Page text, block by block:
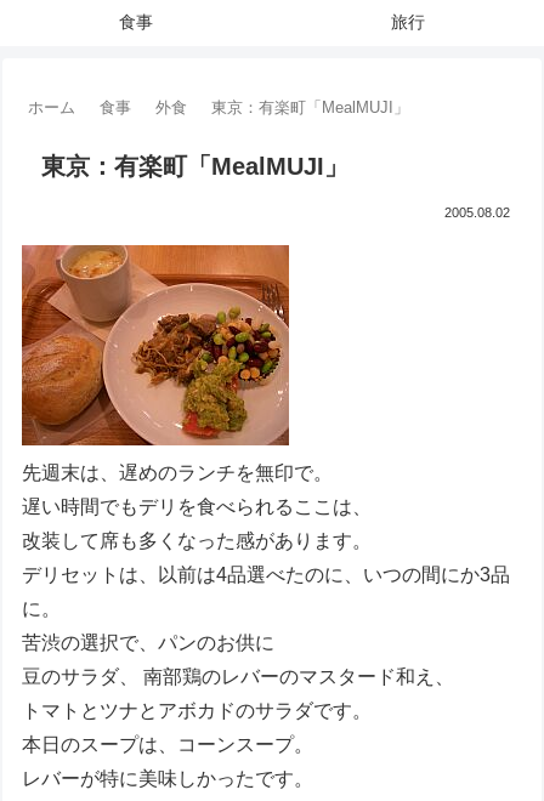
食事 旅行
ホーム 食事 外食 東京：有楽町「MealMUJI」
東京：有楽町「MealMUJI」
2005.08.02
先週末は、遅めのランチを無印で。
遅い時間でもデリを食べられるここは、
改装して席も多くなった感があります。
デリセットは、以前は4品選べたのに、いつの間にか3品
に。
苦渋の選択で、パンのお供に
豆のサラダ、 南部鶏のレバーのマスタード和え、
トマトとツナとアボカドのサラダです。
本日のスープは、コーンスープ。
レバーが特に美味しかったです。